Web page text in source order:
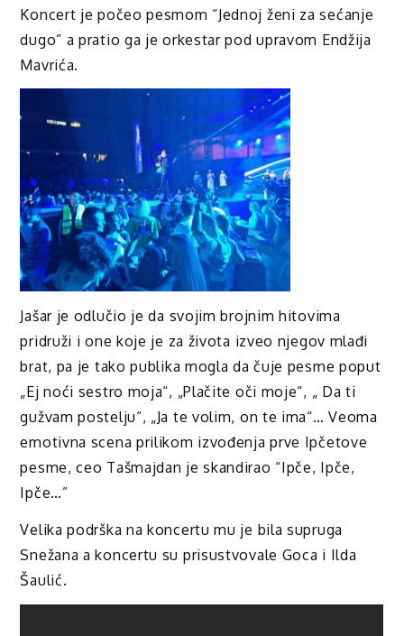
Koncert je počeo pesmom “Jednoj ženi za sećanje
dugo” a pratio ga je orkestar pod upravom Endžija
Mavrića.
Jašar je odlučio je da svojim brojnim hitovima
pridruži i one koje je za života izveo njegov mlađi
brat, pa je tako publika mogla da čuje pesme poput
„Ej noći sestro moja“, „Plačite oči moje“, „ Da ti
gužvam postelju“, „Ja te volim, on te ima“… Veoma
emotivna scena prilikom izvođenja prve Ipčetove
pesme, ceo Tašmajdan je skandirao “Ipče, Ipče,
Ipče…”
Velika podrška na koncertu mu je bila supruga
Snežana a koncertu su prisustvovale Goca i Ilda
Šaulić.